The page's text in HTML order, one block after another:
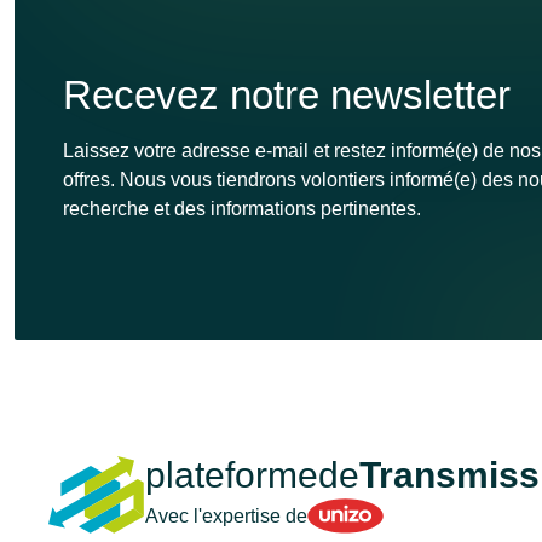
diversifier ou à ajouter une activité bio crédible à
Recevez notre newsletter
Laissez votre adresse e-mail et restez informé(e) de
offres. Nous vous tiendrons volontiers informé(e) des
recherche et des informations pertinentes.
plateformede
Avec l'expertise deUnizo